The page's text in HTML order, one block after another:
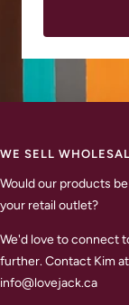
WE SELL
Would our products
your retail outlet?
We'd love to connect
further. Contact Kim at
info@lovejack.ca